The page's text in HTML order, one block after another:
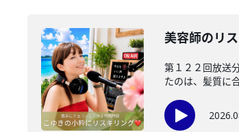
美容師のリ
第１２２回放送
たのは、髪質に